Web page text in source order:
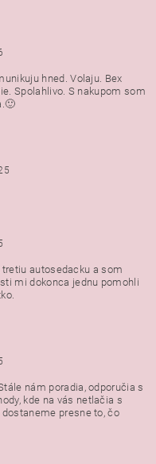
hned. Volaju. Bex
Spolahlivo. S nakupom som
autosedacku a som
mi dokonca jednu pomohli
nám poradia, odporučia s
kde na vás netlačia s
presne to, čo